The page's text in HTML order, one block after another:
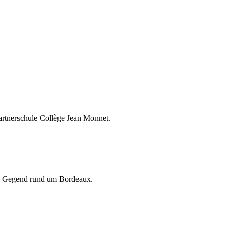
Collège Jean Monnet.
rund um Bordeaux.